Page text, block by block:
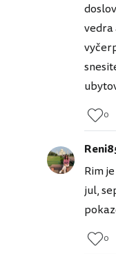
vedra
0
Rim
jul,
0